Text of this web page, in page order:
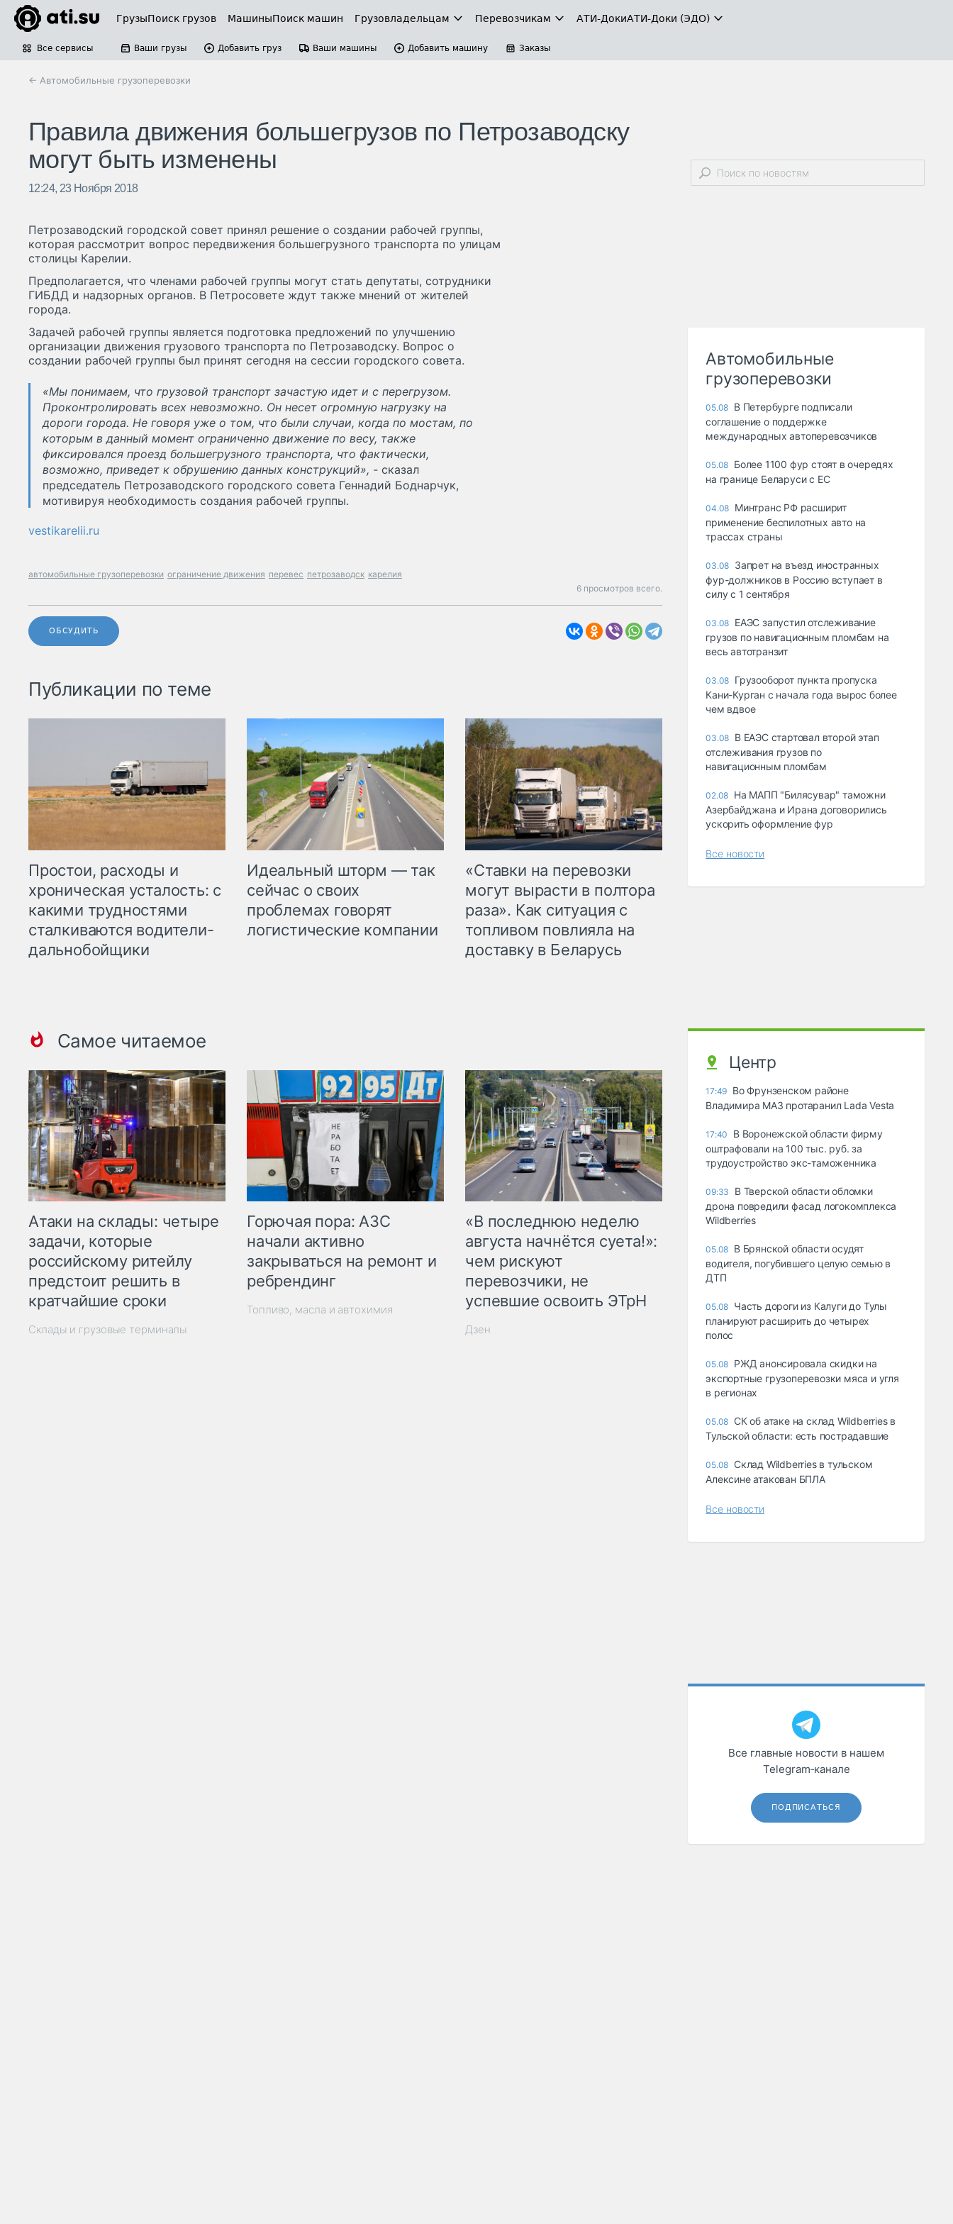
ГрузыПоиск грузов МашиныПоиск машин Грузовладельцам Перевозчикам АТИ-ДокиАТИ-Доки (ЭДО)
Все сервисы Ваши грузы Добавить груз Ваши машины Добавить машину Заказы
← Автомобильные грузоперевозки
Правила движения большегрузов по Петрозаводску
могут быть изменены
12:24, 23 Ноября 2018
Петрозаводский городской совет принял решение о создании рабочей группы,
которая рассмотрит вопрос передвижения большегрузного транспорта по улицам
столицы Карелии.
Предполагается, что членами рабочей группы могут стать депутаты, сотрудники
ГИБДД и надзорных органов. В Петросовете ждут также мнений от жителей
города.
Задачей рабочей группы является подготовка предложений по улучшению
организации движения грузового транспорта по Петрозаводску. Вопрос о
создании рабочей группы был принят сегодня на сессии городского совета.
«Мы понимаем, что грузовой транспорт зачастую идет и с перегрузом.
Проконтролировать всех невозможно. Он несет огромную нагрузку на
дороги города. Не говоря уже о том, что были случаи, когда по мостам, по
которым в данный момент ограниченно движение по весу, также
фиксировался проезд большегрузного транспорта, что фактически,
возможно, приведет к обрушению данных конструкций», - сказал
председатель Петрозаводского городского совета Геннадий Боднарчук,
мотивируя необходимость создания рабочей группы.
vestikarelii.ru
автомобильные грузоперевозки ограничение движения перевес петрозаводск карелия
6 просмотров всего.
ОБСУДИТЬ
Публикации по теме
Простои, расходы и
хроническая усталость: с
какими трудностями
сталкиваются водители-
дальнобойщики
Идеальный шторм — так
сейчас о своих
проблемах говорят
логистические компании
«Ставки на перевозки
могут вырасти в полтора
раза». Как ситуация с
топливом повлияла на
доставку в Беларусь
Самое читаемое
Атаки на склады: четыре
задачи, которые
российскому ритейлу
предстоит решить в
кратчайшие сроки
Склады и грузовые терминалы
Горючая пора: АЗС
начали активно
закрываться на ремонт и
ребрендинг
Топливо, масла и автохимия
«В последнюю неделю
августа начнётся суета!»:
чем рискуют
перевозчики, не
успевшие освоить ЭТрН
Дзен
Автомобильные
грузоперевозки
05.08 В Петербурге подписали
соглашение о поддержке
международных автоперевозчиков
05.08 Более 1100 фур стоят в очередях
на границе Беларуси с ЕС
04.08 Минтранс РФ расширит
применение беспилотных авто на
трассах страны
03.08 Запрет на въезд иностранных
фур-должников в Россию вступает в
силу с 1 сентября
03.08 ЕАЭС запустил отслеживание
грузов по навигационным пломбам на
весь автотранзит
03.08 Грузооборот пункта пропуска
Кани-Курган с начала года вырос более
чем вдвое
03.08 В ЕАЭС стартовал второй этап
отслеживания грузов по
навигационным пломбам
02.08 На МАПП "Билясувар" таможни
Азербайджана и Ирана договорились
ускорить оформление фур
Все новости
Центр
17:49 Во Фрунзенском районе
Владимира МАЗ протаранил Lada Vesta
17:40
В Воронежской области фирму
оштрафовали на 100 тыс. руб. за
трудоустройство экс-таможенника
09:33
В Тверской области обломки
дрона повредили фасад логокомплекса
Wildberries
05.08 В Брянской области осудят
водителя, погубившего целую семью в
ДТП
05.08 Часть дороги из Калуги до Тулы
планируют расширить до четырех
полос
05.08 РЖД анонсировала скидки на
экспортные грузоперевозки мяса и угля
в регионах
05.08 СК об атаке на склад Wildberries в
Тульской области: есть пострадавшие
05.08 Склад Wildberries в тульском
Алексине атакован БПЛА
Все новости
Все главные новости в нашем
Telegram‑канале
ПОДПИСАТЬСЯ